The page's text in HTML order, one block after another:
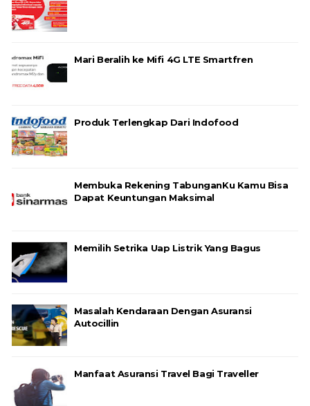
Mari Beralih ke Mifi 4G LTE Smartfren
Produk Terlengkap Dari Indofood
Membuka Rekening TabunganKu Kamu Bisa
Dapat Keuntungan Maksimal
Memilih Setrika Uap Listrik Yang Bagus
Masalah Kendaraan Dengan Asuransi
Autocillin
Manfaat Asuransi Travel Bagi Traveller